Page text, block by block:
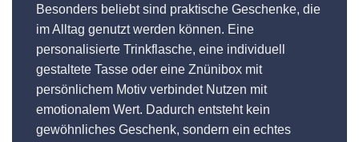
Besonders beliebt sind praktische Geschenke, die
im Alltag genutzt werden können. Eine
personalisierte Trinkflasche, eine individuell
gestaltete Tasse oder eine Znünibox mit
persönlichem Motiv verbindet Nutzen mit
emotionalem Wert. Dadurch entsteht kein
gewöhnliches Geschenk, sondern ein echtes